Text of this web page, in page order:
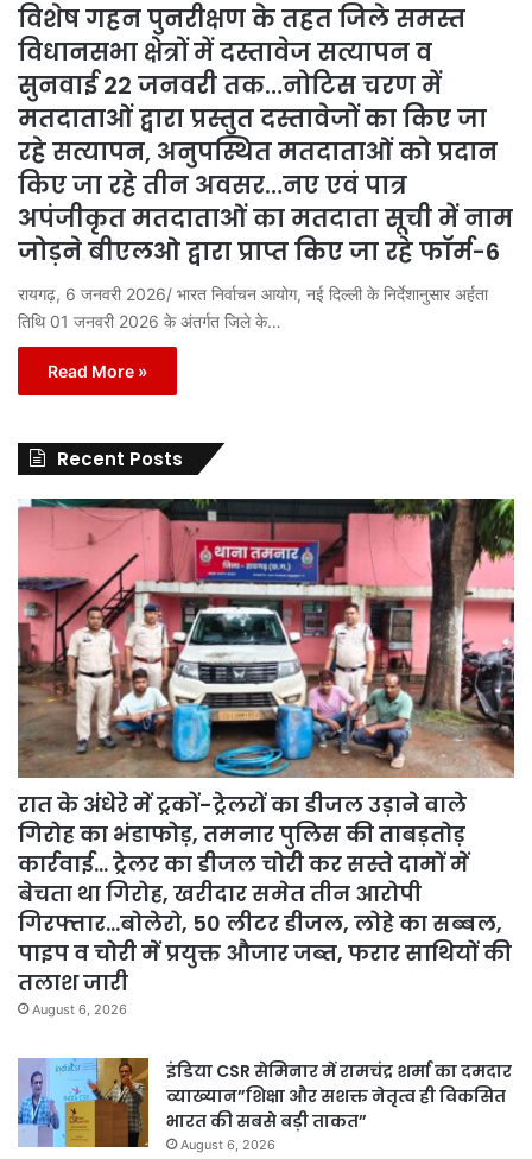
विशेष गहन पुनरीक्षण के तहत जिले समस्त
विधानसभा क्षेत्रों में दस्तावेज सत्यापन व
सुनवाई 22 जनवरी तक…नोटिस चरण में
मतदाताओं द्वारा प्रस्तुत दस्तावेजों का किए जा
रहे सत्यापन, अनुपस्थित मतदाताओं को प्रदान
किए जा रहे तीन अवसर…नए एवं पात्र
अपंजीकृत मतदाताओं का मतदाता सूची में नाम
जोड़ने बीएलओ द्वारा प्राप्त किए जा रहे फॉर्म-6
रायगढ़, 6 जनवरी 2026/ भारत निर्वाचन आयोग, नई दिल्ली के निर्देशानुसार अर्हता
तिथि 01 जनवरी 2026 के अंतर्गत जिले के…
Read More »
Recent Posts
रात के अंधेरे में ट्रकों-ट्रेलरों का डीजल उड़ाने वाले
गिरोह का भंडाफोड़, तमनार पुलिस की ताबड़तोड़
कार्रवाई… ट्रेलर का डीजल चोरी कर सस्ते दामों में
बेचता था गिरोह, खरीदार समेत तीन आरोपी
गिरफ्तार…बोलेरो, 50 लीटर डीजल, लोहे का सब्बल,
पाइप व चोरी में प्रयुक्त औजार जब्त, फरार साथियों की
तलाश जारी
August 6, 2026
इंडिया CSR सेमिनार में रामचंद्र शर्मा का दमदार
व्याख्यान”शिक्षा और सशक्त नेतृत्व ही विकसित
भारत की सबसे बड़ी ताकत”
August 6, 2026